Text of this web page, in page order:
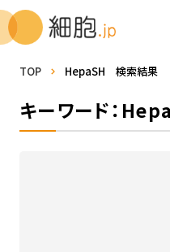
TOP HepaSH 検索結果
キーワード：